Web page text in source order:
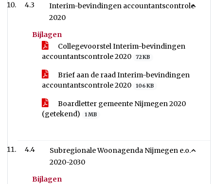
4.3
Interim-bevindingen accountantscontrole
2020
Bijlagen
Collegevoorstel Interim-bevindingen
accountantscontrole 2020
72 KB
Brief aan de raad Interim-bevindingen
accountantscontrole 2020
106 KB
Boardletter gemeente Nijmegen 2020
(getekend)
1 MB
4.4
Subregionale Woonagenda Nijmegen e.o.
2020-2030
Bijlagen